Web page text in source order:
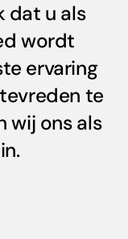
dat u als
wordt
ervaring
te
wij ons als